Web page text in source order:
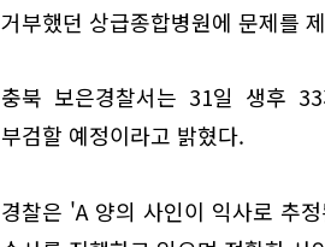
거부했던 상급종합병원에 문제를
충북 보은경찰서는 31일 생후
부검할 예정이라고 밝혔다.
경찰은 'A 양의 사인이 익사로 추